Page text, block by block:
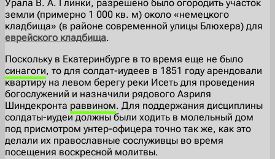
Урала В. А. Глинки, разрешено было огородить участок
земли (примерно 1 000 кв. м) около «немецкого
кладбища» (в районе современной улицы Блюхера) для
еврейского кладбища.
Поскольку в Екатеринбурге в то время еще не было
синагоги, то для солдат-иудеев в 1851 году арендовали
квартиру на левом берегу реки Исеть для проведения
богослужений и назначили рядового Азриля
Шиндекронта раввином. Для поддержания дисциплины
солдаты-иудеи должны были ходить в молельный дом
под присмотром унтер-офицера точно так же, как это
делали их православные сослуживцы во время
посещения воскресной молитвы.